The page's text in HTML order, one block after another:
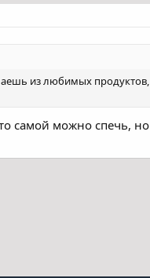
из любимых
самой можно спечь,